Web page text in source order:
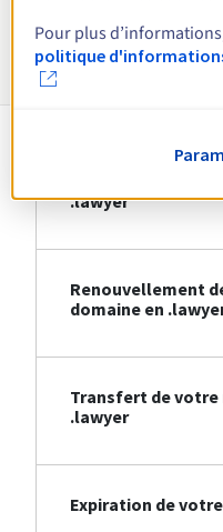
Création de votre
.lawyer
Renouvellement
domaine en
Transfert de votre
.lawyer
Expiration de
Pour plus
politique